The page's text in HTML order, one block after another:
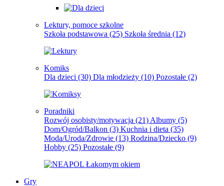
Lektury, pomoce szkolne
Szkoła podstawowa (25) Szkoła średnia (12)
Komiks
Dla dzieci (30) Dla młodzieży (10) Pozostałe (2)
Poradniki
Rozwój osobisty/motywacja (21) Albumy (5)
Dom/Ogród/Balkon (3) Kuchnia i dieta (35)
Moda/Uroda/Zdrowie (13) Rodzina/Dziecko (9)
Hobby (25) Pozostałe (9)
Gry